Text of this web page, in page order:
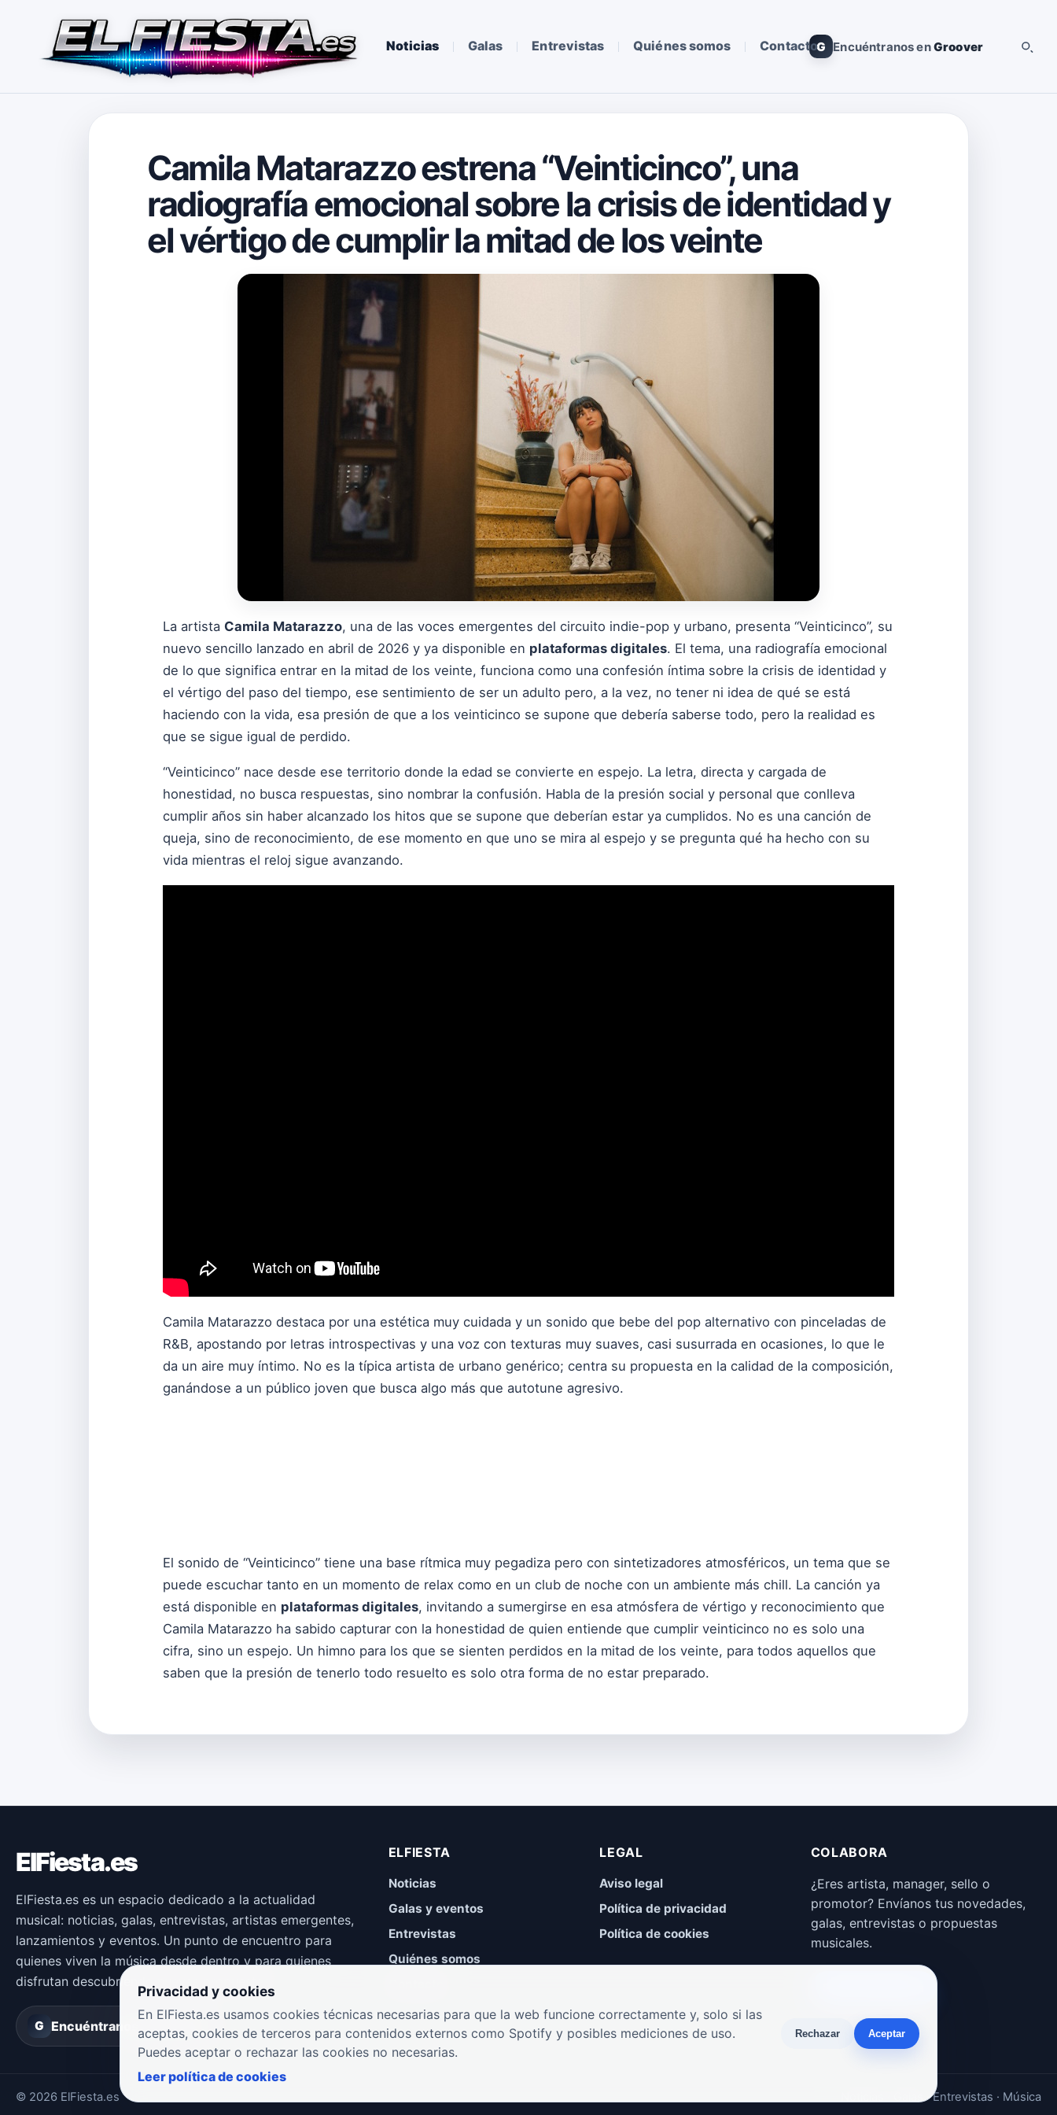
Noticias Galas Entrevistas Quiénes somos ContactoG Encuéntranos enGroover
Camila Matarazzo estrena “Veinticinco”, una
radiografía emocional sobre la crisis de identidad y
el vértigo de cumplir la mitad de los veinte
La artista Camila Matarazzo, una de las voces emergentes del circuito indie-pop y urbano, presenta “Veinticinco”, su
nuevo sencillo lanzado en abril de 2026 y ya disponible en plataformas digitales. El tema, una radiografía emocional
de lo que significa entrar en la mitad de los veinte, funciona como una confesión íntima sobre la crisis de identidad y
el vértigo del paso del tiempo, ese sentimiento de ser un adulto pero, a la vez, no tener ni idea de qué se está
haciendo con la vida, esa presión de que a los veinticinco se supone que debería saberse todo, pero la realidad es
que se sigue igual de perdido.
“Veinticinco” nace desde ese territorio donde la edad se convierte en espejo. La letra, directa y cargada de
honestidad, no busca respuestas, sino nombrar la confusión. Habla de la presión social y personal que conlleva
cumplir años sin haber alcanzado los hitos que se supone que deberían estar ya cumplidos. No es una canción de
queja, sino de reconocimiento, de ese momento en que uno se mira al espejo y se pregunta qué ha hecho con su
vida mientras el reloj sigue avanzando.
Camila Matarazzo destaca por una estética muy cuidada y un sonido que bebe del pop alternativo con pinceladas de
R&B, apostando por letras introspectivas y una voz con texturas muy suaves, casi susurrada en ocasiones, lo que le
da un aire muy íntimo. No es la típica artista de urbano genérico; centra su propuesta en la calidad de la composición,
ganándose a un público joven que busca algo más que autotune agresivo.
El sonido de “Veinticinco” tiene una base rítmica muy pegadiza pero con sintetizadores atmosféricos, un tema que se
puede escuchar tanto en un momento de relax como en un club de noche con un ambiente más chill. La canción ya
está disponible en plataformas digitales, invitando a sumergirse en esa atmósfera de vértigo y reconocimiento que
Camila Matarazzo ha sabido capturar con la honestidad de quien entiende que cumplir veinticinco no es solo una
cifra, sino un espejo. Un himno para los que se sienten perdidos en la mitad de los veinte, para todos aquellos que
saben que la presión de tenerlo todo resuelto es solo otra forma de no estar preparado.
ElFiesta.es
ElFiesta.es es un espacio dedicado a la actualidad
musical: noticias, galas, entrevistas, artistas emergentes,
lanzamientos y eventos. Un punto de encuentro para
quienes viven la música desde dentro y para quienes
disfrutan descubriendo nuevas propuestas.
G Encuéntranos en Groover
ELFIESTA
Noticias
Galas y eventos
Entrevistas
Quiénes somos
LEGAL
Aviso legal
Política de privacidad
Política de cookies
COLABORA
¿Eres artista, manager, sello o
promotor? Envíanos tus novedades,
galas, entrevistas o propuestas
musicales.
© 2026 ElFiesta.es Noticias · Galas · Entrevistas · Música
Privacidad y cookies
En ElFiesta.es usamos cookies técnicas necesarias para que la web funcione correctamente y, solo si las
aceptas, cookies de terceros para contenidos externos como Spotify y posibles mediciones de uso.
Puedes aceptar o rechazar las cookies no necesarias.
Leer política de cookies
Rechazar Aceptar